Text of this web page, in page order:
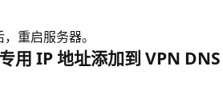
重启服务器。
用 IP 地址添加到 VPN DNS